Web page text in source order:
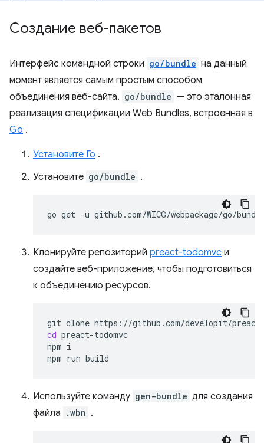
Создание веб-пакетов
Интерфейс командной строки go/bundle на данный
момент является самым простым способом
объединения веб-сайта. go/bundle — это эталонная
реализация спецификации Web Bundles, встроенная в
Go .
Установите Го .
Установите go/bundle .
go get -u
Клонируйте репозиторий preact-todomvc и
создайте веб-приложение, чтобы подготовиться
к объединению ресурсов.
git clone
cd preact-todomvc
npm i
npm run
Используйте команду gen-bundle для создания
файла
.wbn .